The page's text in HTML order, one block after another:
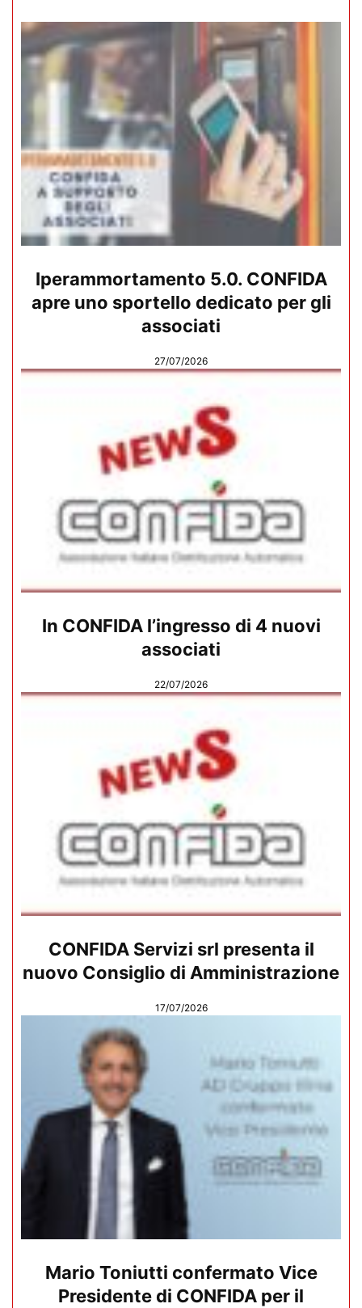
Iperammortamento 5.0. CONFIDA
apre uno sportello dedicato per gli
associati
27/07/2026
In CONFIDA l’ingresso di 4 nuovi
associati
22/07/2026
CONFIDA Servizi srl presenta il
nuovo Consiglio di Amministrazione
17/07/2026
Mario Toniutti confermato Vice
Presidente di CONFIDA per il